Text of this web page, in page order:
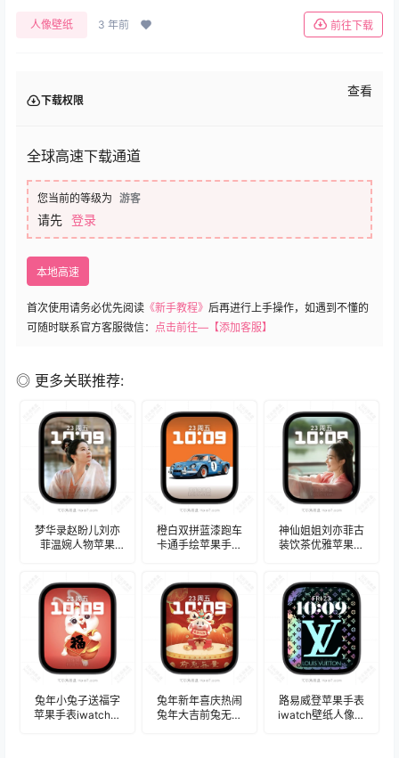
人像壁纸 3 年前 前往下载
下载权限
查看
全球高速下载通道
您当前的等级为 游客
请先 登录
本地高速
首次使用请务必优先阅读 《新手教程》 后再进行上手操作，如遇到不懂的
可随时联系官方客服微信： 点击前往—【添加客服】
◎ 更多关联推荐:
梦华录赵盼儿刘亦
菲温婉人物苹果
橙白双拼蓝漆跑车
卡通手绘苹果手表
神仙姐姐刘亦菲古
装饮茶优雅苹果手
兔年小兔子送福字
苹果手表iwatch人
兔年新年喜庆热闹
兔年大吉前兔无量
路易威登苹果手表
iwatch壁纸人像表